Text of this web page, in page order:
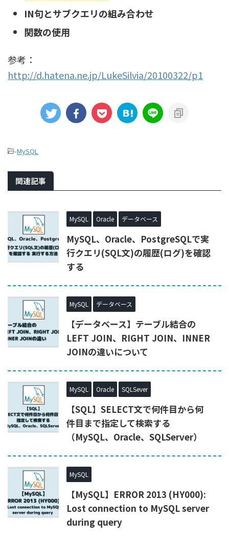
IN句とサブクエリの組み合わせ
関数の使用
参考：
http://d.hatena.ne.jp/LukeSilvia/20100322/p1
-MySQL
関連記事
MySQL Oracle データベース
MySQL、Oracle、PostgreSQLで実
行クエリ(SQL文)の履歴(ログ)を確認
する
MySQL データベース
【データベース】テーブル結合の
LEFT JOIN、RIGHT JOIN、INNER
JOINの違いについて
MySQL Oracle SQLSever
【SQL】SELECT文で何件目から何
件目まで指定して検索する
（MySQL、Oracle、SQLServer）
MySQL
【MySQL】ERROR 2013 (HY000):
Lost connection to MySQL server
during query